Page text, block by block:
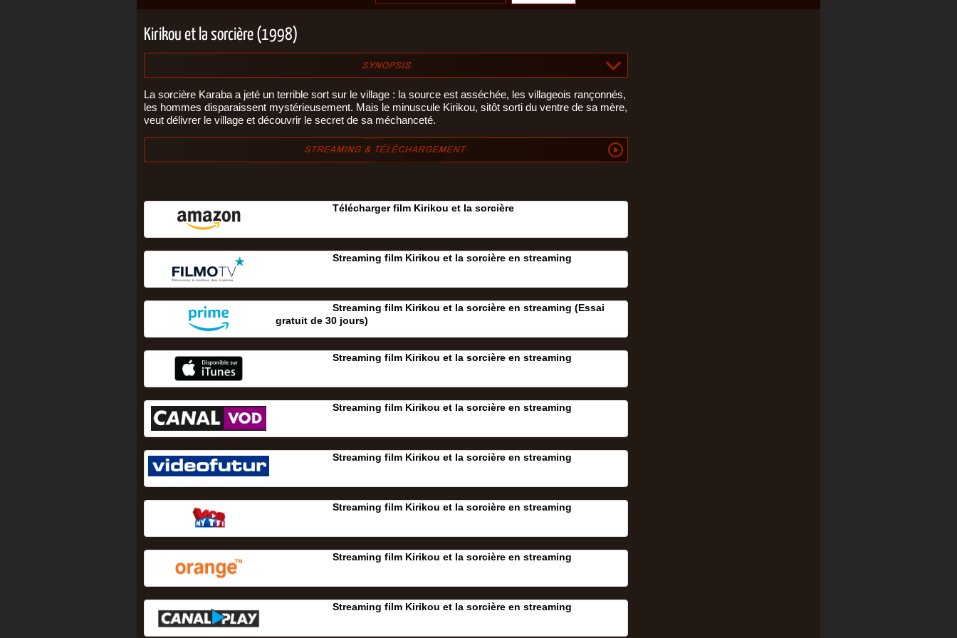
Kirikou et la sorcière (1998)
La sorcière Karaba a jeté un terrible sort sur le village : la source est asséchée, les villageois rançonnés,
les hommes disparaissent mystérieusement. Mais le minuscule Kirikou, sitôt sorti du ventre de sa mère,
veut délivrer le village et découvrir le secret de sa méchanceté.
Télécharger film Kirikou et la sorcière
Streaming film Kirikou et la sorcière en streaming
Streaming film Kirikou et la sorcière en streaming (Essai
gratuit de 30 jours‎)
Streaming film Kirikou et la sorcière en streaming
Streaming film Kirikou et la sorcière en streaming
Streaming film Kirikou et la sorcière en streaming
Streaming film Kirikou et la sorcière en streaming
Streaming film Kirikou et la sorcière en streaming
Streaming film Kirikou et la sorcière en streaming